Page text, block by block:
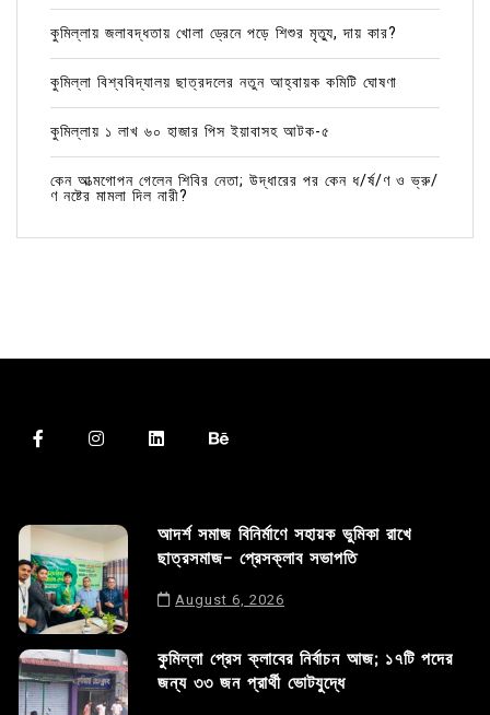
কুমিল্লায় জলাবদ্ধতায় খোলা ড্রেনে পড়ে শিশুর মৃত্যু, দায় কার?
কুমিল্লা বিশ্ববিদ্যালয় ছাত্রদলের নতুন আহ্বায়ক কমিটি ঘোষণা
কুমিল্লায় ১ লাখ ৬০ হাজার পিস ইয়াবাসহ আটক-৫
কেন আত্মগোপন গেলেন শিবির নেতা; উদ্ধারের পর কেন ধ/র্ষ/ণ ও ভ্রু/
ণ নষ্টের মামলা দিল নারী?
আদর্শ সমাজ বিনির্মাণে সহায়ক ভুমিকা রাখে
ছাত্রসমাজ- প্রেসক্লাব সভাপতি
August 6, 2026
কুমিল্লা প্রেস ক্লাবের নির্বাচন আজ; ১৭টি পদের
জন্য ৩৩ জন প্রার্থী ভোটযুদ্ধে